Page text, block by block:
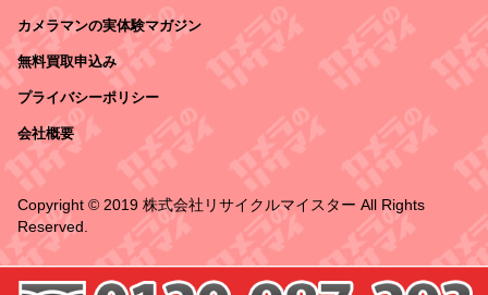
カメラマンの実体験マガジン
無料買取申込み
プライバシーポリシー
会社概要
Copyright © 2019 株式会社リサイクルマイスター All Rights
Reserved.